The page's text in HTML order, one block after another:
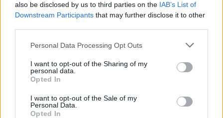
also be disclosed by us to third parties on the IAB’s List of
Downstream Participants that may further disclose it to other
Please note that this website/app uses one or more Google
not limited to your visit or usage behaviour. You may click to
grant or deny consent to Google and its third-party tags to
use your data for below specified purposes in below Google
consent section.
Personal Data Processing Opt Outs
I want to opt-out of the Sharing of my
personal data.
Opted In
I want to opt-out of the Sale of my
Personal Data.
Opted In